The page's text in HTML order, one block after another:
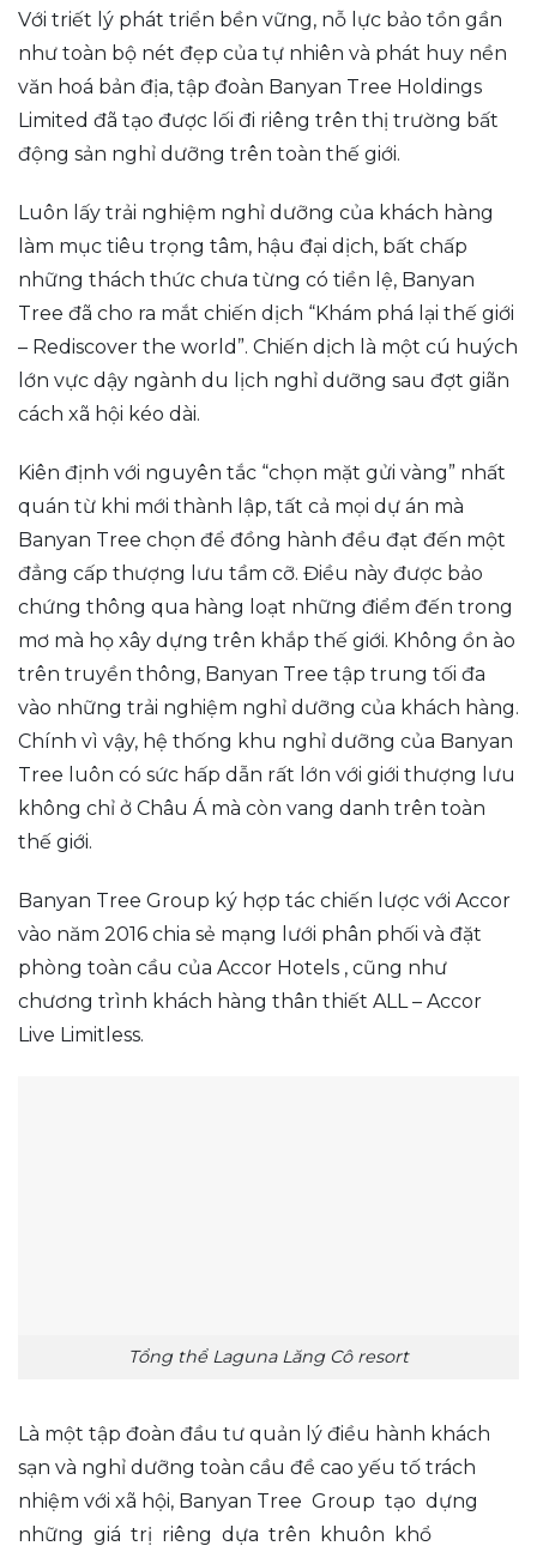
Với triết lý phát triển bền vững, nỗ lực bảo tồn gần
như toàn bộ nét đẹp của tự nhiên và phát huy nền
văn hoá bản địa, tập đoàn Banyan Tree Holdings
Limited đã tạo được lối đi riêng trên thị trường bất
động sản nghỉ dưỡng trên toàn thế giới.
Luôn lấy trải nghiệm nghỉ dưỡng của khách hàng
làm mục tiêu trọng tâm, hậu đại dịch, bất chấp
những thách thức chưa từng có tiền lệ, Banyan
Tree đã cho ra mắt chiến dịch “Khám phá lại thế giới
– Rediscover the world”. Chiến dịch là một cú huých
lớn vực dậy ngành du lịch nghỉ dưỡng sau đợt giãn
cách xã hội kéo dài.
Kiên định với nguyên tắc “chọn mặt gửi vàng” nhất
quán từ khi mới thành lập, tất cả mọi dự án mà
Banyan Tree chọn để đồng hành đều đạt đến một
đẳng cấp thượng lưu tầm cỡ. Điều này được bảo
chứng thông qua hàng loạt những điểm đến trong
mơ mà họ xây dựng trên khắp thế giới. Không ồn ào
trên truyền thông, Banyan Tree tập trung tối đa
vào những trải nghiệm nghỉ dưỡng của khách hàng.
Chính vì vậy, hệ thống khu nghỉ dưỡng của Banyan
Tree luôn có sức hấp dẫn rất lớn với giới thượng lưu
không chỉ ở Châu Á mà còn vang danh trên toàn
thế giới.
Banyan Tree Group ký hợp tác chiến lược với Accor
vào năm 2016 chia sẻ mạng lưới phân phối và đặt
phòng toàn cầu của Accor Hotels , cũng như
chương trình khách hàng thân thiết ALL – Accor
Live Limitless.
Tổng thể Laguna Lăng Cô resort
Là một tập đoàn đầu tư quản lý điều hành khách
sạn và nghỉ dưỡng toàn cầu đề cao yếu tố trách
nhiệm với xã hội, Banyan Tree Group tạo dựng
những giá trị riêng dựa trên khuôn khổ